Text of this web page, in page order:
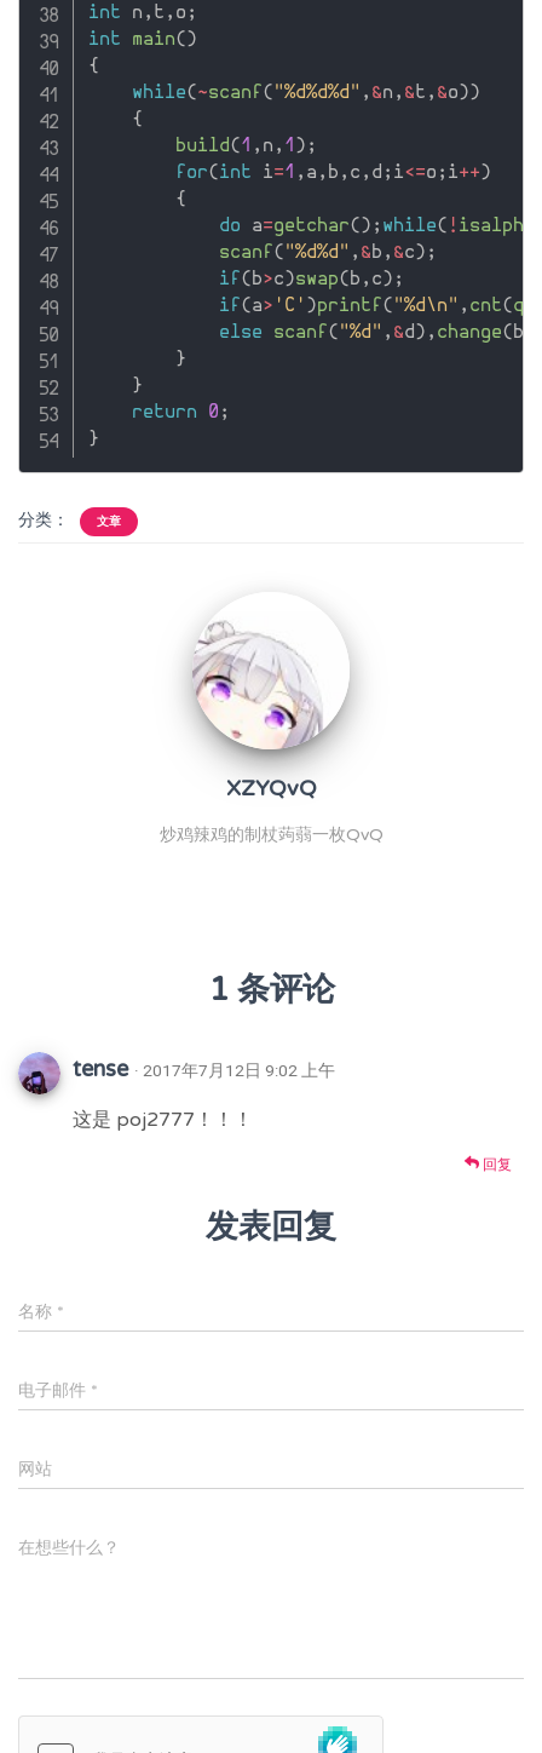
int n , t , o ;
int
main()
{
while(~scanf ( "%d%d%d" , &n , &t , &o))
{
build(1 , n , 1 ) ;
for(int i=1 , a , b , c , d ; i<=o ; i++)
{
do a=getchar() ; while( ! isalpha
scanf ( "%d%d" , &b , &c) ;
if (b>c)swap(b , c) ;
if (a> 'C' )printf ( "%d\n" , cnt(
else
scanf ( "%d" , &d) , change(b
}
}
return
0 ;
}
分类： 文章
XZYQvQ
炒鸡辣鸡的制杖蒟蒻一枚QvQ
1 条评论
tense · 2017年7月12日 9:02 上午
这是 poj2777！！！
回复
发表回复
名称 *
电子邮件 *
网站
在想些什么？